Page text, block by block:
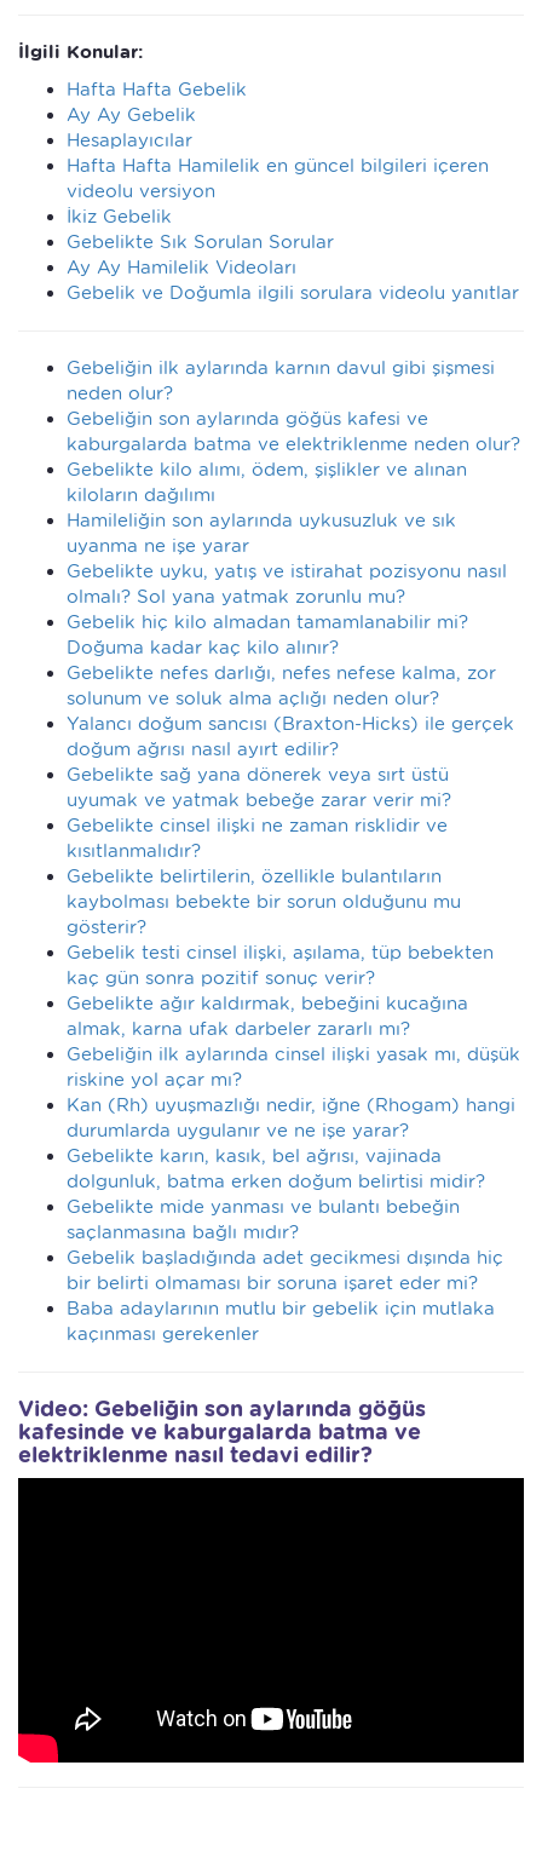
İlgili Konular:
Hafta Hafta Gebelik
Ay Ay Gebelik
Hesaplayıcılar
Hafta Hafta Hamilelik en güncel bilgileri içeren
videolu versiyon
İkiz Gebelik
Gebelikte Sık Sorulan Sorular
Ay Ay Hamilelik Videoları
Gebelik ve Doğumla ilgili sorulara videolu yanıtlar
Gebeliğin ilk aylarında karnın davul gibi şişmesi
neden olur?
Gebeliğin son aylarında göğüs kafesi ve
kaburgalarda batma ve elektriklenme neden olur?
Gebelikte kilo alımı, ödem, şişlikler ve alınan
kiloların dağılımı
Hamileliğin son aylarında uykusuzluk ve sık
uyanma ne işe yarar
Gebelikte uyku, yatış ve istirahat pozisyonu nasıl
olmalı? Sol yana yatmak zorunlu mu?
Gebelik hiç kilo almadan tamamlanabilir mi?
Doğuma kadar kaç kilo alınır?
Gebelikte nefes darlığı, nefes nefese kalma, zor
solunum ve soluk alma açlığı neden olur?
Yalancı doğum sancısı (Braxton-Hicks) ile gerçek
doğum ağrısı nasıl ayırt edilir?
Gebelikte sağ yana dönerek veya sırt üstü
uyumak ve yatmak bebeğe zarar verir mi?
Gebelikte cinsel ilişki ne zaman risklidir ve
kısıtlanmalıdır?
Gebelikte belirtilerin, özellikle bulantıların
kaybolması bebekte bir sorun olduğunu mu
gösterir?
Gebelik testi cinsel ilişki, aşılama, tüp bebekten
kaç gün sonra pozitif sonuç verir?
Gebelikte ağır kaldırmak, bebeğini kucağına
almak, karna ufak darbeler zararlı mı?
Gebeliğin ilk aylarında cinsel ilişki yasak mı, düşük
riskine yol açar mı?
Kan (Rh) uyuşmazlığı nedir, iğne (Rhogam) hangi
durumlarda uygulanır ve ne işe yarar?
Gebelikte karın, kasık, bel ağrısı, vajinada
dolgunluk, batma erken doğum belirtisi midir?
Gebelikte mide yanması ve bulantı bebeğin
saçlanmasına bağlı mıdır?
Gebelik başladığında adet gecikmesi dışında hiç
bir belirti olmaması bir soruna işaret eder mi?
Baba adaylarının mutlu bir gebelik için mutlaka
kaçınması gerekenler
Video: Gebeliğin son aylarında göğüs
kafesinde ve kaburgalarda batma ve
elektriklenme nasıl tedavi edilir?